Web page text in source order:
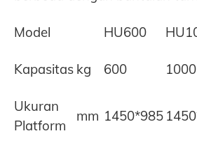
Model HU600
Kapasitas kg 600 1000
Ukuran
Platform
mm 1450*985